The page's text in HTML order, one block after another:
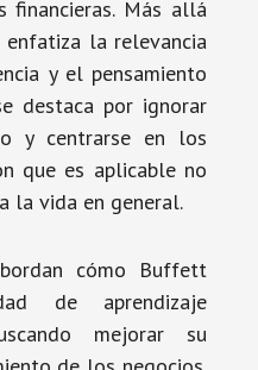
financieras. Más allá
la relevancia
y el pensamiento
destaca por ignorar
y centrarse en los
que es aplicable no
la vida en general.
cómo Buffett
de aprendizaje
mejorar su